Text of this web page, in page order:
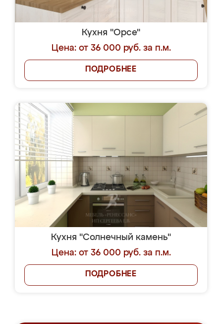
Кухня "Орсе"
Цена: от 36 000 руб. за п.м.
ПОДРОБНЕЕ
Кухня "Солнечный камень"
Цена: от 36 000 руб. за п.м.
ПОДРОБНЕЕ